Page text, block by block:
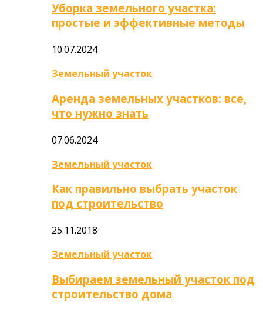
Уборка земельного участка:
простые и эффективные методы
10.07.2024
Земельный участок
Аренда земельных участков: все,
что нужно знать
07.06.2024
Земельный участок
Как правильно выбрать участок
под строительство
25.11.2018
Земельный участок
Выбираем земельный участок под
строительство дома